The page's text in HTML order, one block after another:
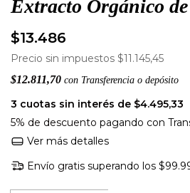
Extracto Orgánico
$13.486
Precio sin impuestos $11.145,45
$12.811,70 con Transferencia o depósito
3 cuotas sin interés de $4.495,33
5% de descuento pagando con
Ver más detalles
Envío gratis superando los